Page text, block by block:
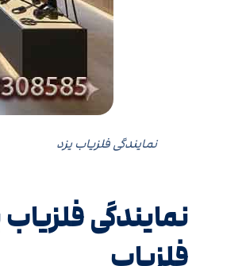
نمایندگی فلزیاب یزد
نمایندگی
فلزیاب